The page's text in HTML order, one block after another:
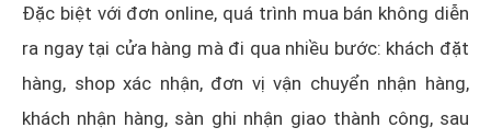
Đặc biệt với đơn online, quá trình mua bán không diễn
ra ngay tại cửa hàng mà đi qua nhiều bước: khách đặt
hàng, shop xác nhận, đơn vị vận chuyển nhận hàng,
khách nhận hàng, sàn ghi nhận giao thành công, sau